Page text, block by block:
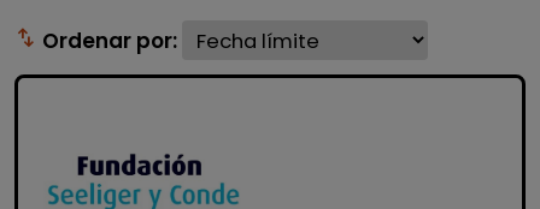
swap_vert Ordenar por: